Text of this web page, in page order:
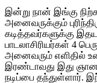
இன்று நான் இங்கு
அனைவருக்கும்
கடித்தவர்களுக்கு
பாடலாசிரியர்கள் 4
அனைவரும் எளிதில்
இரண்டாவது இது
நடிப்பை தந்துள்ளார்.